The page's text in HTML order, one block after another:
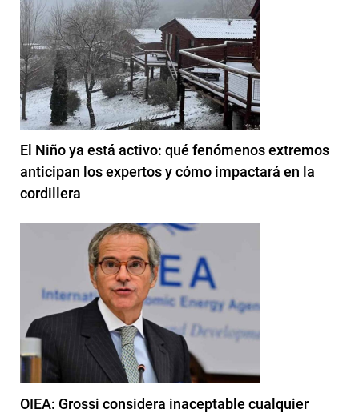
El Niño ya está activo: qué fenómenos extremos
anticipan los expertos y cómo impactará en la
cordillera
OIEA: Grossi considera inaceptable cualquier